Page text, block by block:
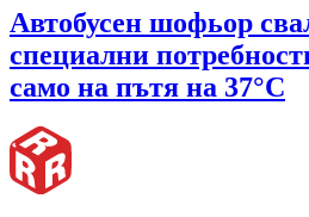
Автобусен шофьор
специални
само на пътя на 37°C